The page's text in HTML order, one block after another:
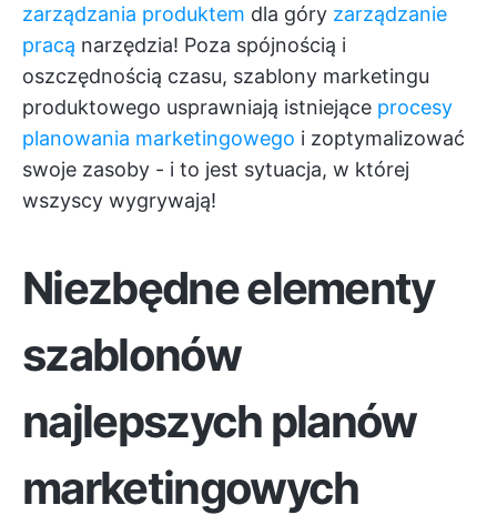
zarządzania produktem dla góry zarządzanie
pracą narzędzia! Poza spójnością i
oszczędnością czasu, szablony marketingu
produktowego usprawniają istniejące procesy
planowania marketingowego i zoptymalizować
swoje zasoby - i to jest sytuacja, w której
wszyscy wygrywają!
Niezbędne elementy
szablonów
najlepszych planów
marketingowych